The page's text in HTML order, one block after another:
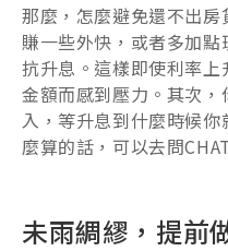
那麼，怎麼避免還不出
賺一些外快，或者多加
抗升息。這樣即使利率
金額而感到壓力。其次
入，等升息到什麼時候
麼算的話，可以去問
未雨綢繆，提前